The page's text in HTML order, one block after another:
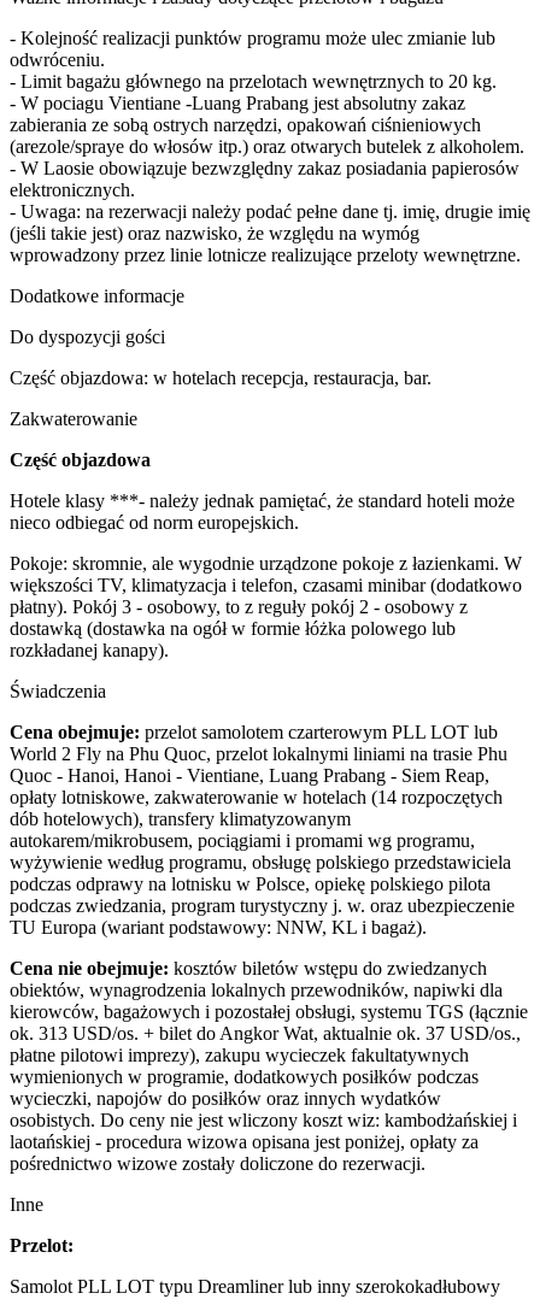
- Kolejność realizacji punktów programu może ulec zmianie lub
odwróceniu.
- Limit bagażu głównego na przelotach wewnętrznych to 20 kg.
- W pociagu Vientiane -Luang Prabang jest absolutny zakaz
zabierania ze sobą ostrych narzędzi, opakowań ciśnieniowych
(arezole/spraye do włosów itp.) oraz otwarych butelek z alkoholem.
- W Laosie obowiązuje bezwzględny zakaz posiadania papierosów
elektronicznych.
- Uwaga: na rezerwacji należy podać pełne dane tj. imię, drugie imię
(jeśli takie jest) oraz nazwisko, że względu na wymóg
wprowadzony przez linie lotnicze realizujące przeloty wewnętrzne.
Dodatkowe informacje
Do dyspozycji gości
Część objazdowa: w hotelach recepcja, restauracja, bar.
Zakwaterowanie
Część objazdowa
Hotele klasy ***- należy jednak pamiętać, że standard hoteli może
nieco odbiegać od norm europejskich.
Pokoje: skromnie, ale wygodnie urządzone pokoje z łazienkami. W
większości TV, klimatyzacja i telefon, czasami minibar (dodatkowo
płatny). Pokój 3 - osobowy, to z reguły pokój 2 - osobowy z
dostawką (dostawka na ogół w formie łóżka polowego lub
rozkładanej kanapy).
Świadczenia
Cena obejmuje: przelot samolotem czarterowym PLL LOT lub
World 2 Fly na Phu Quoc, przelot lokalnymi liniami na trasie Phu
Quoc - Hanoi, Hanoi - Vientiane, Luang Prabang - Siem Reap,
opłaty lotniskowe, zakwaterowanie w hotelach (14 rozpoczętych
dób hotelowych), transfery klimatyzowanym
autokarem/mikrobusem, pociągiami i promami wg programu,
wyżywienie według programu, obsługę polskiego przedstawiciela
podczas odprawy na lotnisku w Polsce, opiekę polskiego pilota
podczas zwiedzania, program turystyczny j. w. oraz ubezpieczenie
TU Europa (wariant podstawowy: NNW, KL i bagaż).
Cena nie obejmuje: kosztów biletów wstępu do zwiedzanych
obiektów, wynagrodzenia lokalnych przewodników, napiwki dla
kierowców, bagażowych i pozostałej obsługi, systemu TGS (łącznie
ok. 313 USD/os. + bilet do Angkor Wat, aktualnie ok. 37 USD/os.,
płatne pilotowi imprezy), zakupu wycieczek fakultatywnych
wymienionych w programie, dodatkowych posiłków podczas
wycieczki, napojów do posiłków oraz innych wydatków
osobistych. Do ceny nie jest wliczony koszt wiz: kambodżańskiej i
laotańskiej - procedura wizowa opisana jest poniżej, opłaty za
pośrednictwo wizowe zostały doliczone do rezerwacji.
Inne
Przelot:
Samolot PLL LOT typu Dreamliner lub inny szerokokadłubowy